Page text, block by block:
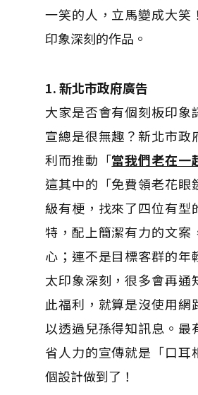
一笑的人，立馬變成大笑
印象深刻的作品。
1. 新北市政府廣告
大家是否會有個刻板印象
宣總是很無趣？新北市政
利而推動「當我們老在一
這其中的「免費領老花眼
級有梗，找來了四位有型
特，配上簡潔有力的文案
心；連不是目標客群的年
太印象深刻，很多會再通
此福利，就算是沒使用網
以透過兒孫得知訊息。最
省人力的宣傳就是「口耳
個設計做到了！